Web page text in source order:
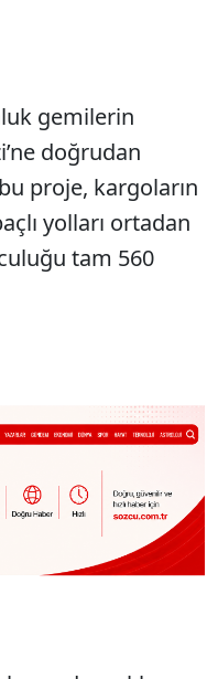
gemilerin
doğrudan
proje, kargoların
yolları ortadan
tam 560